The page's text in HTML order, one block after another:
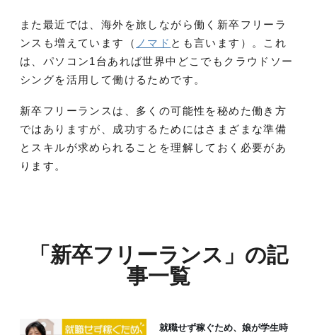
また最近では、海外を旅しながら働く新卒フリーラ
ンスも増えています（ ノマド とも言います）。これ
は、パソコン1台あれば世界中どこでもクラウドソー
シングを活用して働けるためです​​。
新卒フリーランスは、多くの可能性を秘めた働き方
ではありますが、成功するためにはさまざまな準備
とスキルが求められることを理解しておく必要があ
ります。
「新卒フリーランス」の記
事一覧
就職せず稼ぐため、娘が学生時